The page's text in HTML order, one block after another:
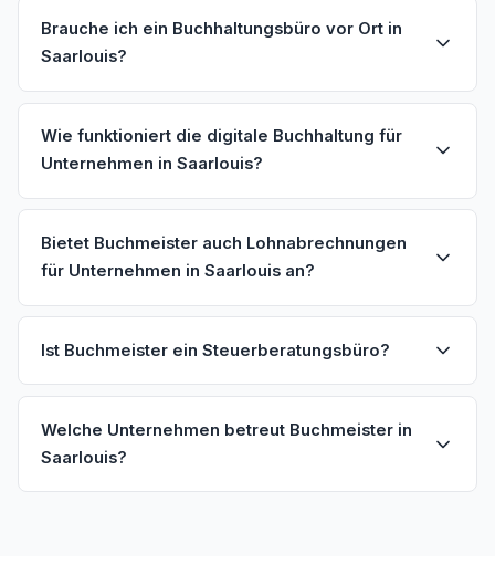
Brauche ich ein Buchhaltungsbüro vor Ort in
Saarlouis?
Wie funktioniert die digitale Buchhaltung für
Unternehmen in Saarlouis?
Bietet Buchmeister auch Lohnabrechnungen
für Unternehmen in Saarlouis an?
Ist Buchmeister ein Steuerberatungsbüro?
Welche Unternehmen betreut Buchmeister in
Saarlouis?